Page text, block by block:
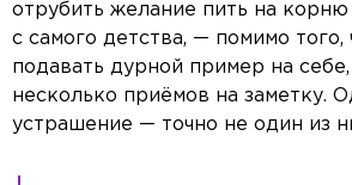
отрубить желание пить на корню
с самого детства, — помимо того,
подавать дурной пример на себе,
несколько приёмов на заметку.
устрашение — точно не один из